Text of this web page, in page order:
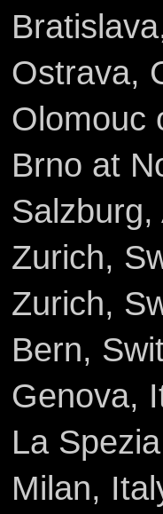
Ostrava,
Olomouc
Brno at
Zurich,
Zurich,
Genova,
Milan,